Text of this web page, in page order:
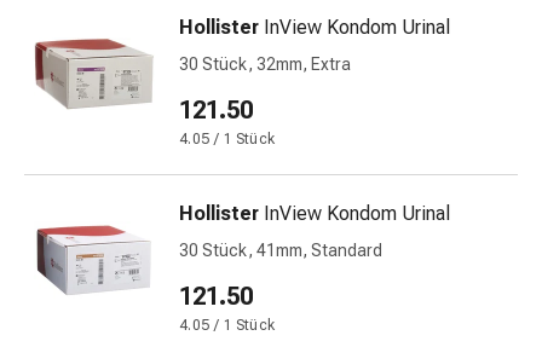
Beruhigung
Schlafstörungen
Rhonchopathie
(Schnarchen)
Atemwege
Atmungstraktbeschwerden
Infektionen
Windpocken
Hollister InView Kondom Urinal
30 Stück, 32mm, Extra
121.50
4.05 / 1 Stück
Hollister InView Kondom Urinal
30 Stück, 41mm, Standard
121.50
4.05 / 1 Stück